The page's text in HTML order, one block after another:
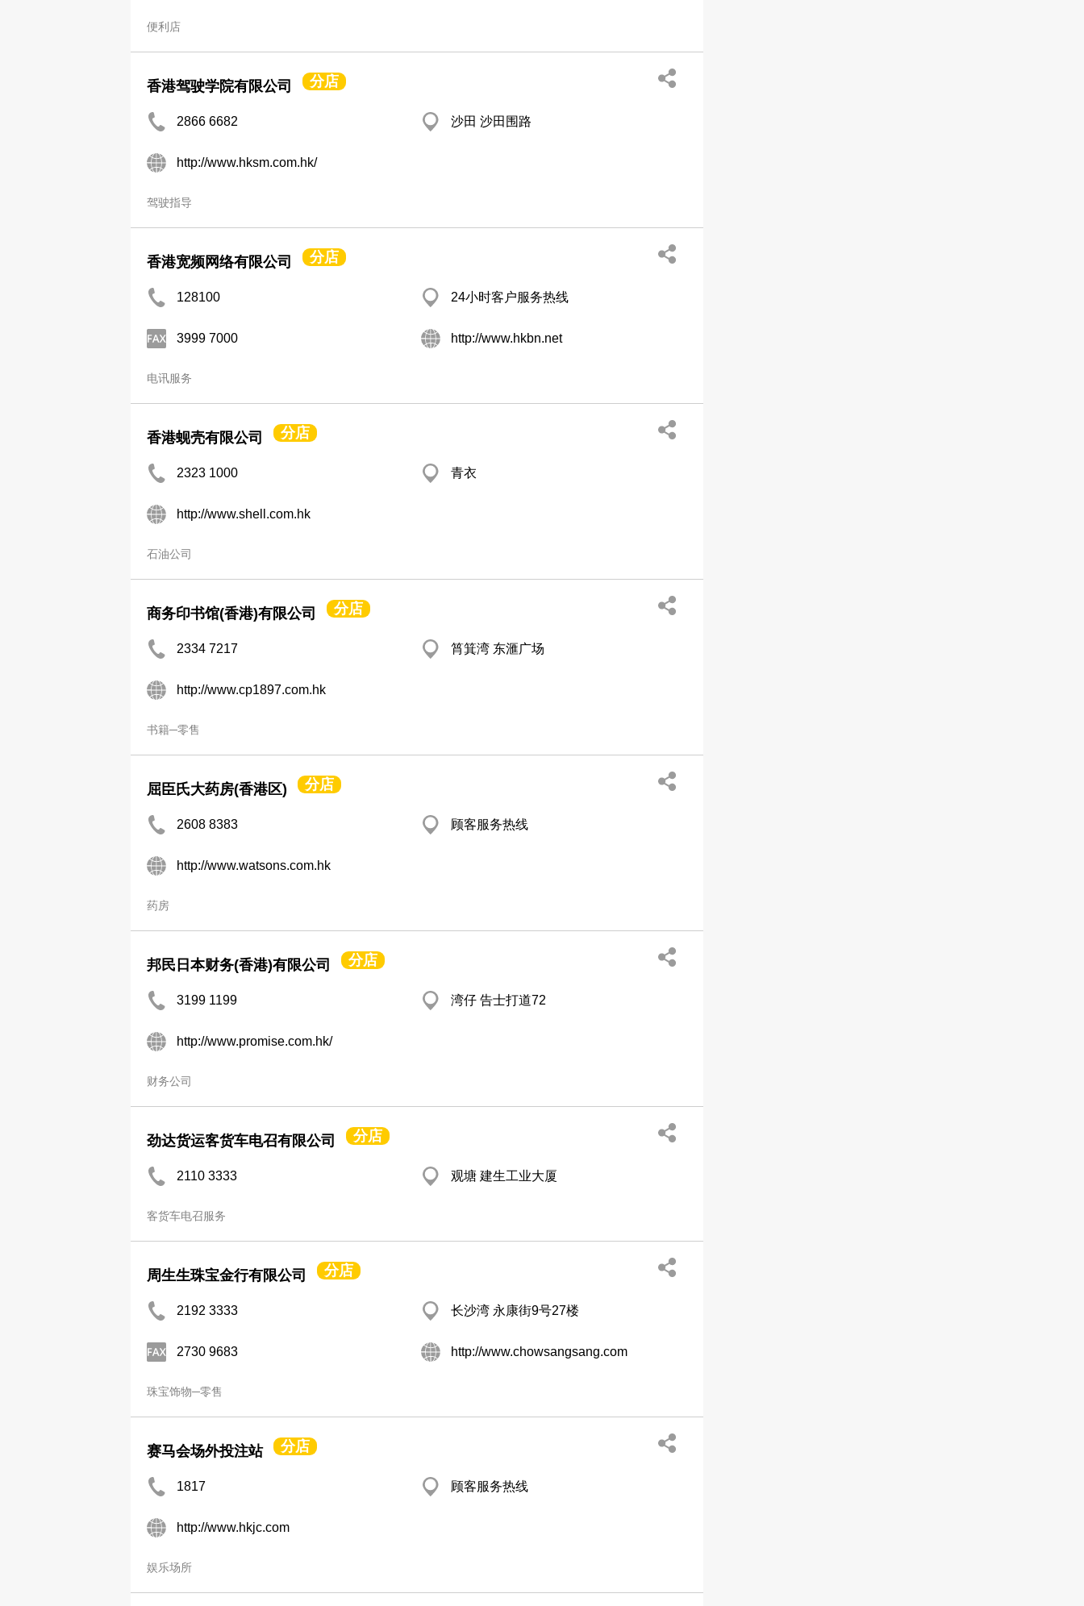
便利店
香港驾驶学院有限公司 分店
2866 6682 沙田 沙田围路
http://www.hksm.com.hk/
驾驶指导
香港宽频网络有限公司 分店
128100 24小时客户服务热线
3999 7000 http://www.hkbn.net
电讯服务
香港蚬壳有限公司 分店
2323 1000 青衣
http://www.shell.com.hk
石油公司
商务印书馆(香港)有限公司 分店
2334 7217 筲箕湾 东滙广场
http://www.cp1897.com.hk
书籍─零售
屈臣氏大药房(香港区) 分店
2608 8383 顾客服务热线
http://www.watsons.com.hk
药房
邦民日本财务(香港)有限公司 分店
3199 1199 湾仔 告士打道72
http://www.promise.com.hk/
财务公司
劲达货运客货车电召有限公司 分店
2110 3333 观塘 建生工业大厦
客货车电召服务
周生生珠宝金行有限公司 分店
2192 3333 长沙湾 永康街9号27楼
2730 9683 http://www.chowsangsang.com
珠宝饰物─零售
赛马会场外投注站 分店
1817 顾客服务热线
http://www.hkjc.com
娱乐场所